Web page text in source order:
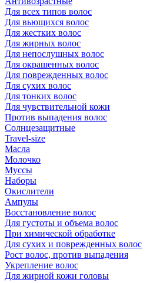
Для всех типов волос
Для вьющихся волос
Для жестких волос
Для жирных волос
Для непослушных волос
Для окрашенных волос
Для поврежденных волос
Для сухих волос
Для тонких волос
Для чувствительной кожи
Против выпадения волос
Солнцезащитные
Travel-size
Масла
Молочко
Муссы
Наборы
Окислители
Ампулы
Восстановление волос
Для густоты и объема волос
При химической обработке
Для сухих и поврежденных волос
Рост волос, против выпадения
Укрепление волос
Для жирной кожи головы